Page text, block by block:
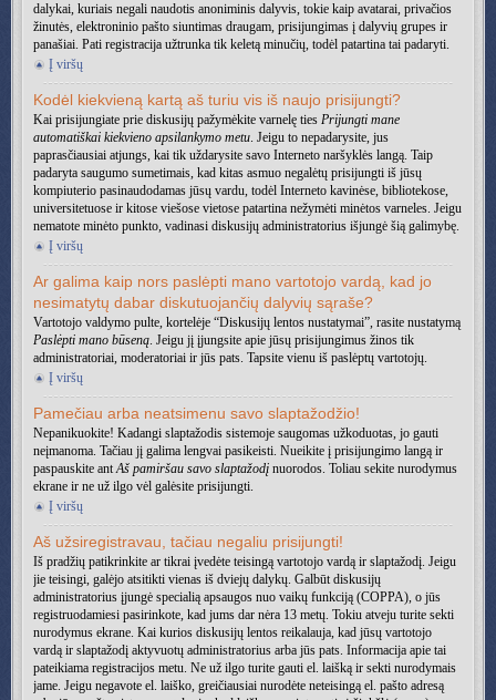
dalykai, kuriais negali naudotis anoniminis dalyvis, tokie kaip avatarai, privačios
žinutės, elektroninio pašto siuntimas draugam, prisijungimas į dalyvių grupes ir
panašiai. Pati registracija užtrunka tik keletą minučių, todėl patartina tai padaryti.
Į viršų
Kodėl kiekvieną kartą aš turiu vis iš naujo prisijungti?
Kai prisijungiate prie diskusijų pažymėkite varnelę ties Prijungti mane
automatiškai kiekvieno apsilankymo metu. Jeigu to nepadarysite, jus
paprasčiausiai atjungs, kai tik uždarysite savo Interneto naršyklės langą. Taip
padaryta saugumo sumetimais, kad kitas asmuo negalėtų prisijungti iš jūsų
kompiuterio pasinaudodamas jūsų vardu, todėl Interneto kavinėse, bibliotekose,
universitetuose ir kitose viešose vietose patartina nežymėti minėtos varneles. Jeigu
nematote minėto punkto, vadinasi diskusijų administratorius išjungė šią galimybę.
Į viršų
Ar galima kaip nors paslėpti mano vartotojo vardą, kad jo
nesimatytų dabar diskutuojančių dalyvių sąraše?
Vartotojo valdymo pulte, kortelėje “Diskusijų lentos nustatymai”, rasite nustatymą
Paslėpti mano būseną. Jeigu jį įjungsite apie jūsų prisijungimus žinos tik
administratoriai, moderatoriai ir jūs pats. Tapsite vienu iš paslėptų vartotojų.
Į viršų
Pamečiau arba neatsimenu savo slaptažodžio!
Nepanikuokite! Kadangi slaptažodis sistemoje saugomas užkoduotas, jo gauti
neįmanoma. Tačiau jį galima lengvai pasikeisti. Nueikite į prisijungimo langą ir
paspauskite antAš pamiršau savo slaptažodį nuorodos. Toliau sekite nurodymus
ekrane ir ne už ilgo vėl galėsite prisijungti.
Į viršų
Aš užsiregistravau, tačiau negaliu prisijungti!
Iš pradžių patikrinkite ar tikrai įvedėte teisingą vartotojo vardą ir slaptažodį. Jeigu
jie teisingi, galėjo atsitikti vienas iš dviejų dalykų. Galbūt diskusijų
administratorius įjungė specialią apsaugos nuo vaikų funkciją (COPPA), o jūs
registruodamiesi pasirinkote, kad jums dar nėra 13 metų. Tokiu atveju turite sekti
nurodymus ekrane. Kai kurios diskusijų lentos reikalauja, kad jūsų vartotojo
vardą ir slaptažodį aktyvuotų administratorius arba jūs pats. Informacija apie tai
pateikiama registracijos metu. Ne už ilgo turite gauti el. laišką ir sekti nurodymais
jame. Jeigu negavote el. laiško, greičiausiai nurodėte neteisingą el. pašto adresą